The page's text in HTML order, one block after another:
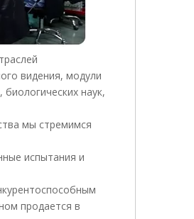
видения, модули
наук,
мы стремимся
испытания и
продается в